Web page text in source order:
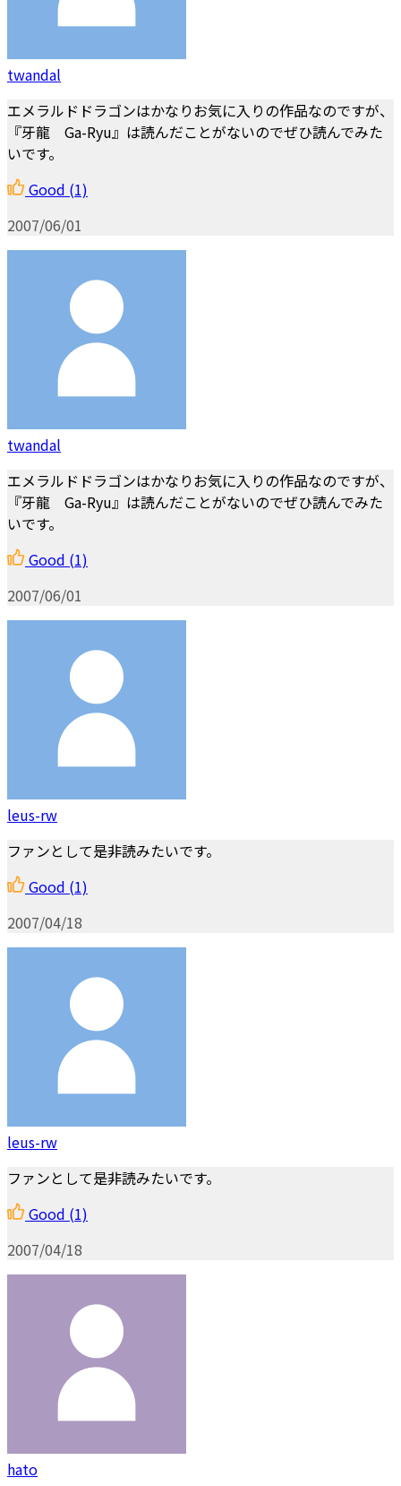
twandal
エメラルドドラゴンはかなりお気に入りの作品なのですが、
『牙龍 Ga-Ryu』は読んだことがないのでぜひ読んでみた
いです。
Good (1)
2007/06/01
twandal
エメラルドドラゴンはかなりお気に入りの作品なのですが、
『牙龍 Ga-Ryu』は読んだことがないのでぜひ読んでみた
いです。
Good (1)
2007/06/01
leus-rw
ファンとして是非読みたいです。
Good (1)
2007/04/18
leus-rw
ファンとして是非読みたいです。
Good (1)
2007/04/18
hato